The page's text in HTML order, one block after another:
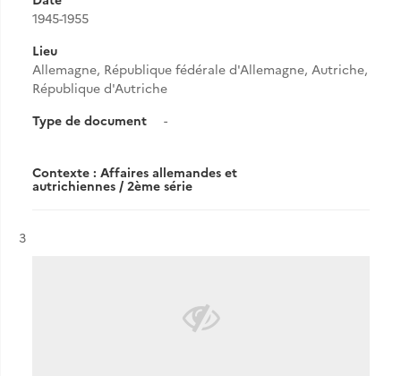
1945-1955
Lieu
Allemagne, République fédérale d'Allemagne, Autriche,
République d'Autriche
Type de document
-
Contexte : Affaires allemandes et
autrichiennes / 2ème série
Résultat n°
3